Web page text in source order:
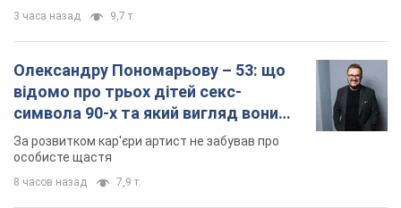
3 часа назад 9,7 т.
Олександру Пономарьову – 53: що
відомо про трьох дітей секс-
символа 90-х та який вигляд вони
мають
За розвитком кар'єри артист не забував про
особисте щастя
8 часов назад 7,9 т.